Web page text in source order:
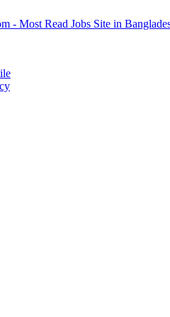
- Most Read Jobs Site in